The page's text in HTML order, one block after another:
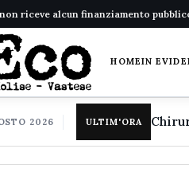
riceve alcun finanziamento
HOMEIN
2026 ULTIM'ORA